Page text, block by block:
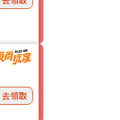
去領取